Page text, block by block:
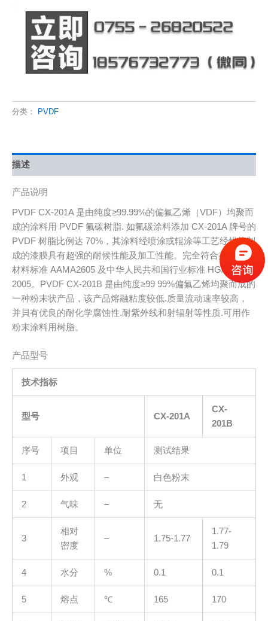
分类： PVDF
描述
产品说明
PVDF CX-201A 是由纯度≥99.99%的偏氟乙烯（VDF）均聚而
成的涂料用 PVDF 氟碳树脂. 如氟碳涂料添加 CX-201A 牌号的
PVDF 树脂比例达 70%，其涂料经喷涂或辊涂等工艺经烘烤制
成的漆膜具有超强的耐候性能及加工性能。完全符合美国建筑
材料标准 AAMA2605 及中华人民共和国行业标准 HG/T3793-
2005。PVDF CX-201B 是由纯度≥99 99%偏氟乙烯均聚而成的
一种粉末状产品，该产品熔融粘度较低.质量流动速率较高，
并貝有优良的耐化学腐蚀性.耐紫外线和射辐射等性质.可用作
粉末涂料用树脂。
产品型号
技术指标
型号 CX-201A
CX-
201B
序号 项目 单位 测试结果
1 外观 – 白色粉末
2 气味 – 无
3
相对
密度
– 1.75-1.77
1.77-
1.79
4 水分 % 0.1 0.1
5 熔点 ℃ 165 170